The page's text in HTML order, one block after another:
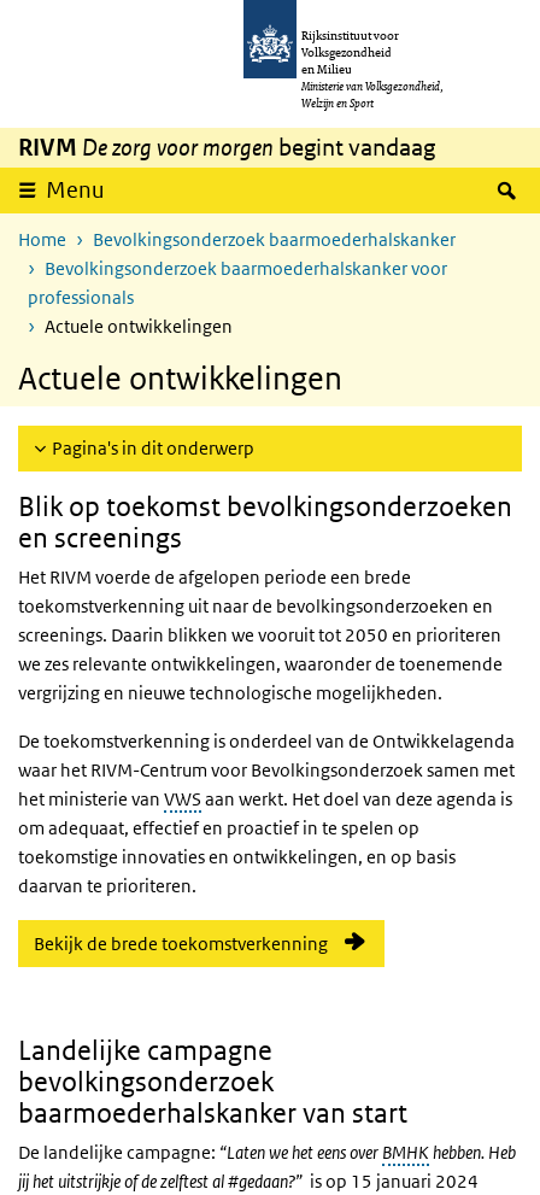
Overslaan en naar de inhoud gaan
Rijksinstituut voor
Volksgezondheid
en Milieu
Ministerie van Volksgezondheid,
Welzijn en Sport
RIVM De zorg voor morgen begint vandaag
Menu
Home
Bevolkingsonderzoek baarmoederhalskanker
Bevolkingsonderzoek baarmoederhalskanker voor
professionals
Actuele ontwikkelingen
Actuele ontwikkelingen
Pagina's in dit onderwerp
Blik op toekomst bevolkingsonderzoeken
en screenings
Het RIVM voerde de afgelopen periode een brede
toekomstverkenning uit naar de bevolkingsonderzoeken en
screenings. Daarin blikken we vooruit tot 2050 en prioriteren
we zes relevante ontwikkelingen, waaronder de toenemende
vergrijzing en nieuwe technologische mogelijkheden.
De toekomstverkenning is onderdeel van de Ontwikkelagenda
waar het RIVM-Centrum voor Bevolkingsonderzoek samen met
het ministerie van VWS aan werkt. Het doel van deze agenda is
om adequaat, effectief en proactief in te spelen op
toekomstige innovaties en ontwikkelingen, en op basis
daarvan te prioriteren.
Bekijk de brede toekomstverkenning
Landelijke campagne
bevolkingsonderzoek
baarmoederhalskanker van start
De landelijke campagne: “Laten we het eens over BMHKhebben. Heb
jij het uitstrijkje of de zelftest al #gedaan?” is op 15 januari 2024